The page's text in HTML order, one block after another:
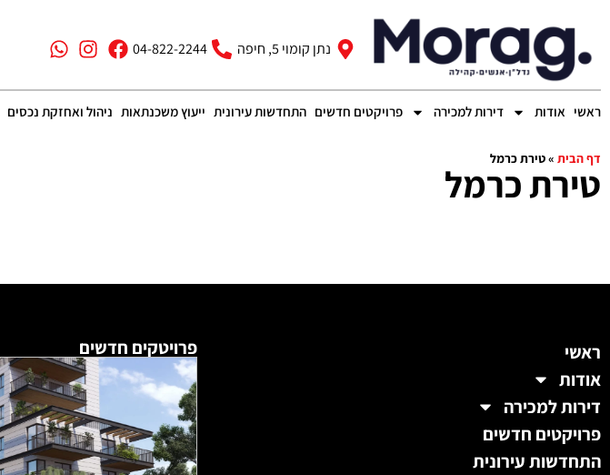
נתן קומוי 5, חיפה 04-822-2244
ראשי אודות דירות למכירה פרויקטים חדשים התחדשות עירונית ייעוץ משכנתאות ניהול ואחזקת נכסים
דף הבית »טירת כרמל
טירת כרמל
ראשי
אודות
דירות למכירה
פרויקטים חדשים
התחדשות עירונית
פרויטקים חדשים